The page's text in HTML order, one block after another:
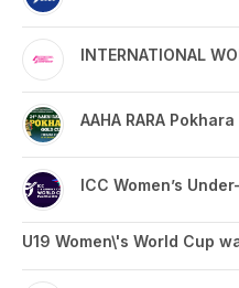
INTERNATIONAL
AAHA RARA
ICC Women’s
U19 Women\'s World Cup